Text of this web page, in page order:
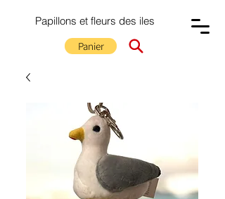
Papillons et fleurs des iles
Panier